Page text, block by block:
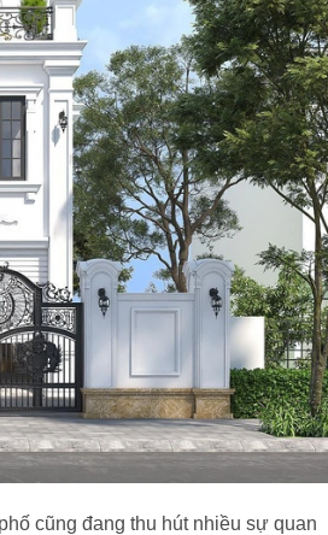
cũng đang thu hút nhiều sự quan